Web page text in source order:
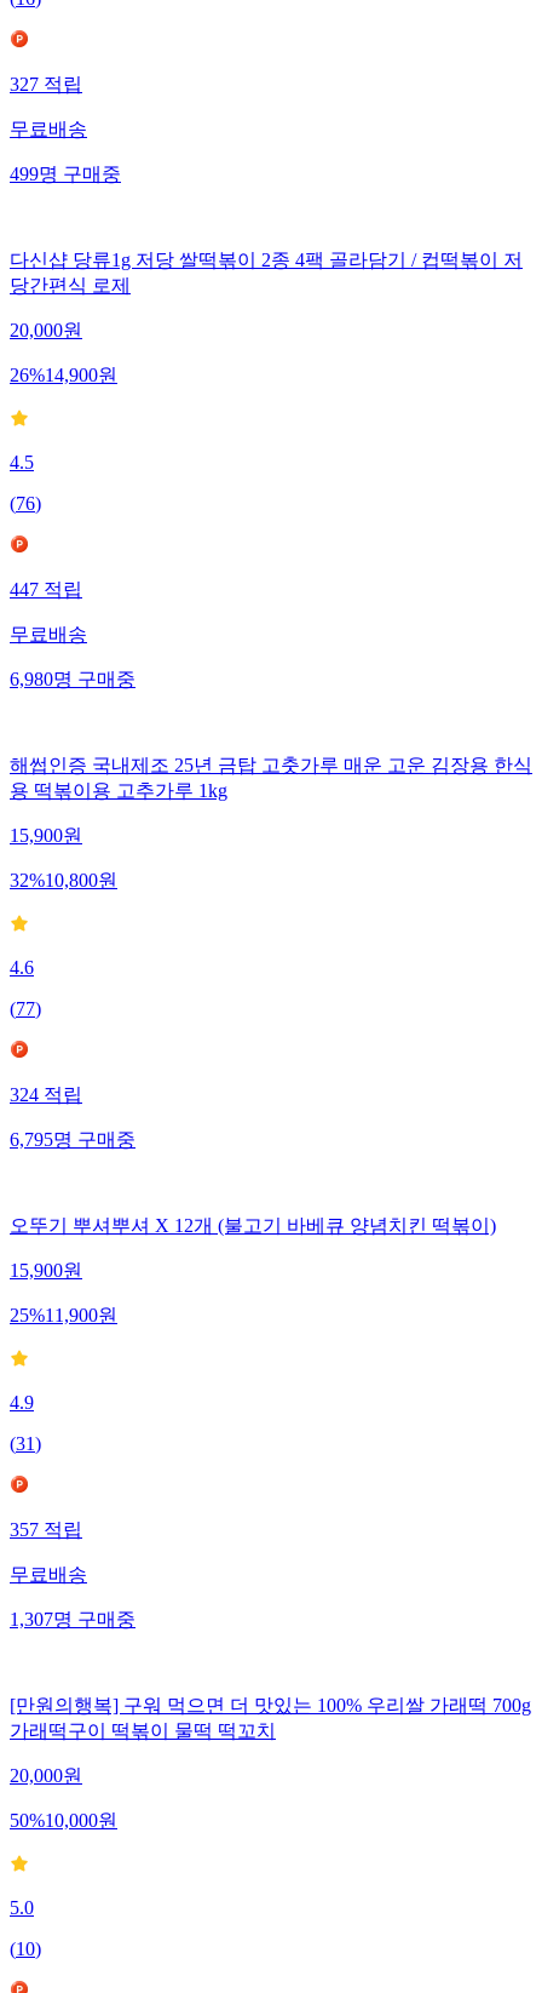
327 적립
무료배송
499명 구매중
다신샵 당류1g 저당 쌀떡볶이 2종 4팩 골라담기 / 컵떡볶이 저
당간편식 로제
20,000원
26%14,900원
4.5
(76)
447 적립
무료배송
6,980명 구매중
해썹인증 국내제조 25년 금탑 고춧가루 매운 고운 김장용 한식
용 떡볶이용 고추가루 1kg
15,900원
32%10,800원
4.6
(77)
324 적립
6,795명 구매중
오뚜기 뿌셔뿌셔 X 12개 (불고기 바베큐 양념치킨 떡볶이)
15,900원
25%11,900원
4.9
(31)
357적립
무료배송
1,307명구매중
[만원의행복] 구워 먹으면 더 맛있는 100% 우리쌀 가래떡 700g
가래떡구이 떡볶이 물떡 떡꼬치
20,000원
50%10,000원
5.0
(10)